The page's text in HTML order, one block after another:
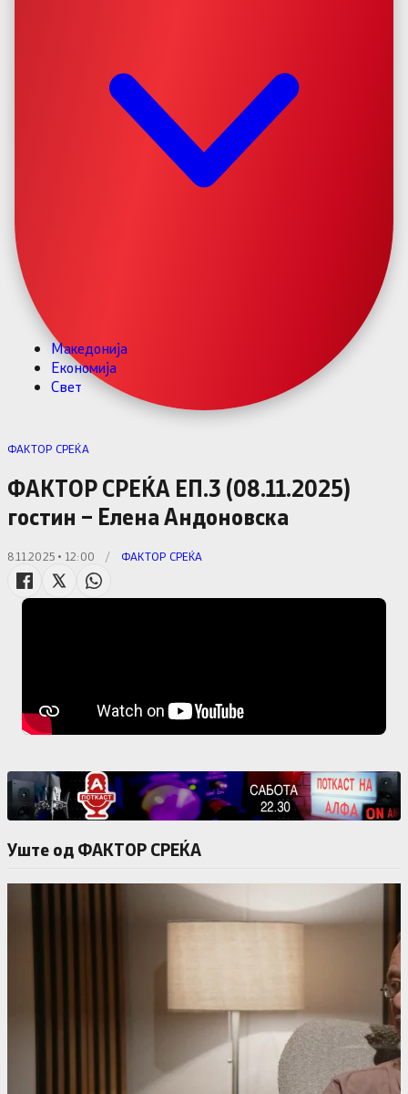
Македонија
Економија
Свет
ФАКТОР СРЕЌА
ФАКТОР СРЕЌА ЕП.3 (08.11.2025)
гостин – Елена Андоновска
8.11.2025 • 12:00 / ФАКТОР СРЕЌА
Уште од ФАКТОР СРЕЌА